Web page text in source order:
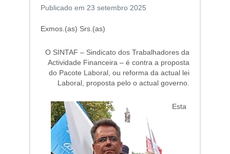
Publicado em 23 setembro 2025
Exmos.(as) Srs.(as)
O SINTAF – Sindicato dos Trabalhadores da
Actividade Financeira – é contra a proposta
do Pacote Laboral, ou reforma da actual lei
Laboral, proposta pelo o actual governo.
Esta